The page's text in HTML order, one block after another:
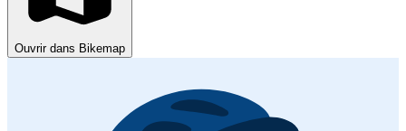
Ouvrir dans Bikemap